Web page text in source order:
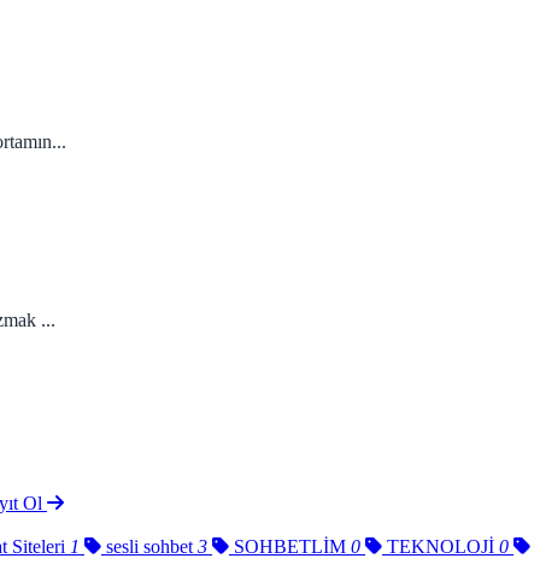
...
Ol
Siteleri 1 sesli sohbet 3 SOHBETLİM 0 TEKNOLOJİ 0